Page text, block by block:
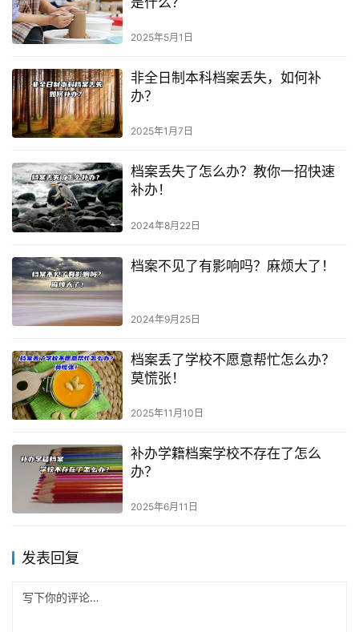
2025年5月1日
非全日制本科档案丢失，如何补
办？
2025年1月7日
档案丢失了怎么办？教你一招快速
补办！
2024年8月22日
档案不见了有影响吗？麻烦大了！
2024年9月25日
档案丢了学校不愿意帮忙怎么办？
莫慌张！
2025年11月10日
补办学籍档案学校不存在了怎么
办？
2025年6月11日
发表回复